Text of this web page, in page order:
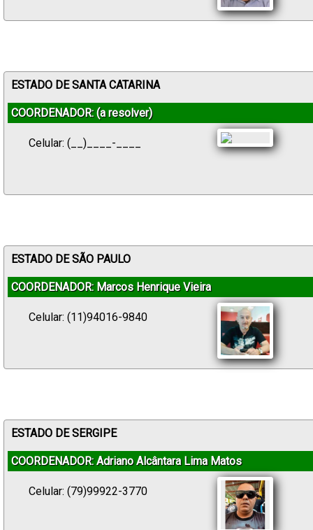
ESTADO DE SANTA CATARINA
COORDENADOR: (a resolver)
Celular: (__)____-____
ESTADO DE SÃO PAULO
COORDENADOR: Marcos Henrique Vieira
Celular: (11)94016-9840
ESTADO DE SERGIPE
COORDENADOR: Adriano Alcântara Lima Matos
Celular: (79)99922-3770